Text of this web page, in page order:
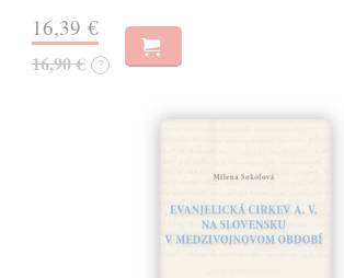
16,39 €
16,90 € ?